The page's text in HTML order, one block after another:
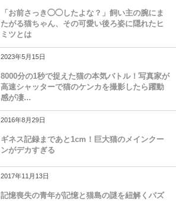
「お前さっき◯◯したよな？」飼い主の腕にま
たがる猫ちゃん、その可愛い後ろ姿に隠れたヒ
ミツとは
2023年5月15日
8000分の1秒で捉えた猫の本気バトル！写真家が
高速シャッターで猫のケンカを撮影したら躍動
感が凄...
2016年8月29日
ギネス記録まであと1cm！巨大猫のメインクー
ンがデカすぎる
2017年11月13日
記憶喪失の青年が記憶と猫島の謎を紐解くパズ